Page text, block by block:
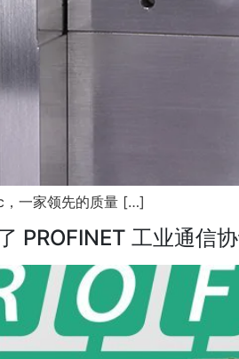
一家领先的质量 […]
PROFINET 工业通信